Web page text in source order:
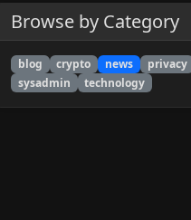
Browse by Category
blog crypto news privacy
sysadmin
technology